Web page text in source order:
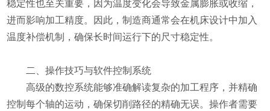
稳定性也至关重要，因为温度变化会导致金属膨胀或收缩，
进而影响加工精度。因此，制造商通常会在机床设计中加入
温度补偿机制，确保长时间运行下的尺寸稳定性。
二、操作技巧与软件控制系统
高级的数控系统能够准确解读复杂的加工程序，并精确
控制每个轴的运动，确保切削路径的精确无误。操作者需要